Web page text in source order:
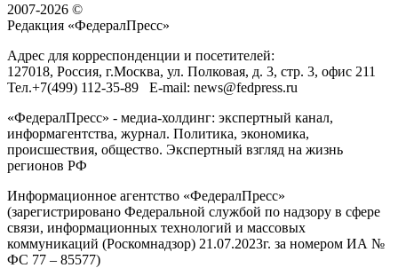
2007-2026 ©
Редакция «ФедералПресс»
Адрес для корреспонденции и посетителей:
127018, Россия, г.Москва, ул. Полковая, д. 3, стр. 3, офис 211
Тел.+7(499) 112-35-89 E-mail: news@fedpress.ru
«ФедералПресс» - медиа-холдинг: экспертный канал,
информагентства, журнал. Политика, экономика,
происшествия, общество. Экспертный взгляд на жизнь
регионов РФ
Информационное агентство «ФедералПресс»
(зарегистрировано Федеральной службой по надзору в сфере
связи, информационных технологий и массовых
коммуникаций (Роскомнадзор) 21.07.2023г. за номером ИА №
ФС 77 – 85577)